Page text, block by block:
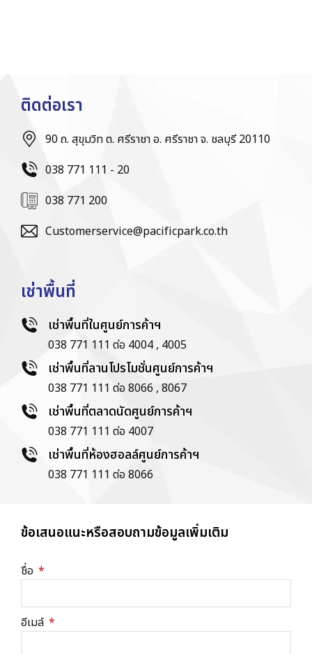
ติดต่อเรา
90 ถ. สุขุมวิท ต. ศรีราชา อ. ศรีราชา จ. ชลบุรี 20110
038 771 111 - 20
038 771 200
Customerservice@pacificpark.co.th
เช่าพื้นที่
เช่าพื้นที่ในศูนย์การค้าฯ
038 771 111 ต่อ 4004 , 4005
เช่าพื้นที่ลานโปรโมชั่นศูนย์การค้าฯ
038 771 111 ต่อ 8066 , 8067
เช่าพื้นที่ตลาดนัดศูนย์การค้าฯ
038 771 111 ต่อ 4007
เช่าพื้นที่ห้องฮอลล์ศูนย์การค้าฯ
038 771 111 ต่อ 8066
ข้อเสนอแนะหรือสอบถามข้อมูลเพิ่มเติม
ชื่อ
อีเมล์